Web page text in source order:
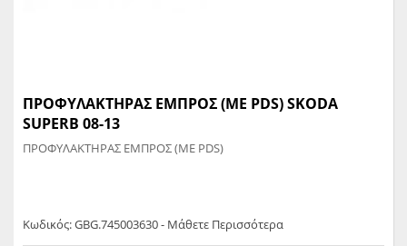
ΠΡΟΦΥΛΑΚΤΗΡΑΣ ΕΜΠΡΟΣ (ΜΕ PDS) SKODA
SUPERB 08-13
ΠΡΟΦΥΛΑΚΤΗΡΑΣ ΕΜΠΡΟΣ (ΜΕ PDS)
Κωδικός: GBG.745003630 - Μάθετε Περισσότερα